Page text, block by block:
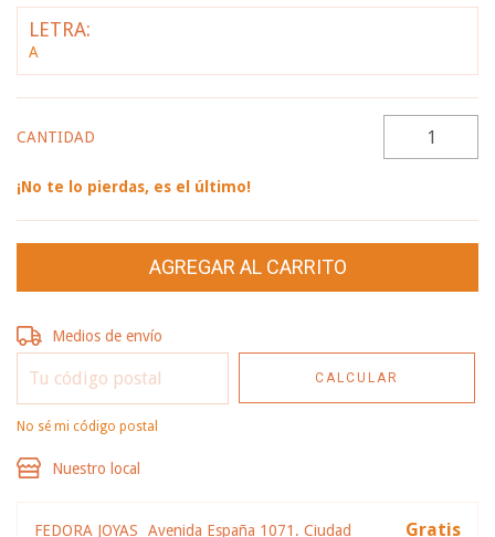
LETRA:
A
CANTIDAD
¡No te lo pierdas, es el último!
Entregas para el CP:
Medios de envío
CALCULAR
No sé mi código postal
Nuestro local
FEDORA JOYAS
Avenida España 1071. Ciudad
Gratis